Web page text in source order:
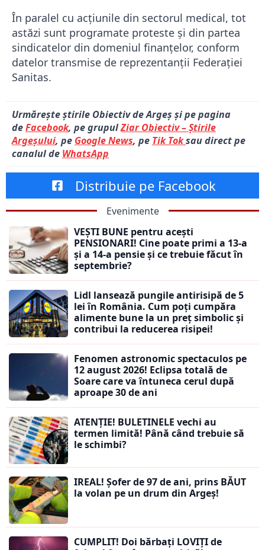
În paralel cu acțiunile din sectorul medical, tot
astăzi sunt programate proteste și din partea
sindicatelor din domeniul finanțelor, conform
datelor transmise de reprezentanții Federației
Sanitas.
Urmărește știrile Obiectiv de Argeș și pe pagina
deFacebook, pe grupulZiar Obiectiv – Știrile
Argeșului, pe Google News, pe Tik Toksau direct pe
canalul de WhatsApp
Distribuie pe Facebook
Evenimente
VEȘTI BUNE pentru acești
PENSIONARI! Cine poate primi a 13-a
și a 14-a pensie și ce trebuie făcut în
septembrie?
Lidl lansează pungile antirisipă de 5
lei în România. Cum poți cumpăra
alimente bune la un preț simbolic și
contribui la reducerea risipei!
Fenomen astronomic spectaculos pe
12 august 2026! Eclipsa totală de
Soare care va întuneca cerul după
aproape 30 de ani
ATENȚIE! BULETINELE vechi au
termen limită! Până când trebuie să
le schimbi?
IREAL! Șofer de 97 de ani, prins BĂUT
la volan pe un drum din Argeș!
CUMPLIT! Doi bărbați LOVIȚI de